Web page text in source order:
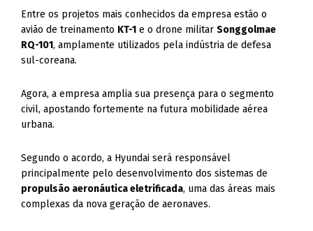
Entre os projetos mais conhecidos da empresa estão o
avião de treinamento KT-1 e o drone militarSonggolmae
RQ-101, amplamente utilizados pela indústria de defesa
sul-coreana.
Agora, a empresa amplia sua presença para o segmento
civil, apostando fortemente na futura mobilidade aérea
urbana.
Segundo o acordo, a Hyundai será responsável
principalmente pelo desenvolvimento dos sistemas de
propulsão aeronáutica eletrificada, uma das áreas mais
complexas da nova geração de aeronaves.